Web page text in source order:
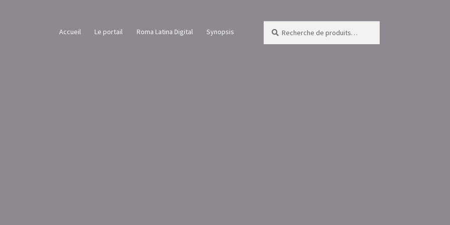
Accueil Le portail Roma Latina Digital Synopsis
pour :